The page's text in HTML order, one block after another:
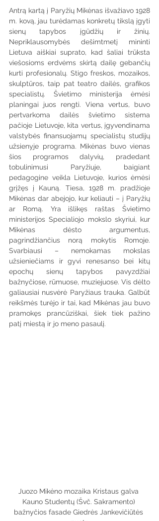
Antrą kartą į Paryžių Mikėnas išvažiavo 1928
m. kovą, jau turėdamas konkretų tikslą įgyti
sienų tapybos įgūdžių ir žinių.
Nepriklausomybės dešimtmetį mininti
Lietuva aiškiai suprato, kad šaliai trūksta
viešosioms erdvėms skirtą dailę gebančių
kurti profesionalų. Stigo freskos, mozaikos,
skulptūros, taip pat teatro dailės, grafikos
specialistų. Švietimo ministerija ėmėsi
planingai juos rengti. Viena vertus, buvo
pertvarkoma dailės švietimo sistema
pačioje Lietuvoje, kita vertus, įgyvendinama
valstybės finansuojamų specialistų studijų
užsienyje programa. Mikėnas buvo vienas
šios programos dalyvių, pradedant
tobulinimusi Paryžiuje, baigiant
pedagogine veikla Lietuvoje, kurios ėmėsi
grįžęs į Kauną. Tiesa, 1928 m. pradžioje
Mikėnas dar abejojo, kur keliauti – į Paryžių
ar Romą. Yra išlikęs raštas Švietimo
ministerijos Specialiojo mokslo skyriui, kur
Mikėnas dėsto argumentus,
pagrindžiančius norą mokytis Romoje.
Svarbiausi – nemokamas mokslas
užsieniečiams ir gyvi renesanso bei kitų
epochų sienų tapybos pavyzdžiai
bažnyčiose, rūmuose, muziejuose. Vis dėlto
galiausiai nusvėrė Paryžiaus trauka. Galbūt
reikšmės turėjo ir tai, kad Mikėnas jau buvo
pramokęs prancūziškai, šiek tiek pažino
patį miestą ir jo meno pasaulį.
Juozo Mikėno mozaika Kristaus galva
Kauno Studentų (Švč. Sakramento)
bažnyčios fasade Giedrės Jankevičiūtės